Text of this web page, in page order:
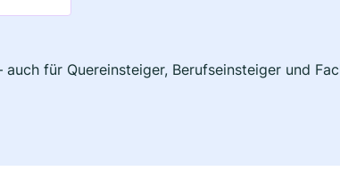
auch für Quereinsteiger, Berufseinsteiger und